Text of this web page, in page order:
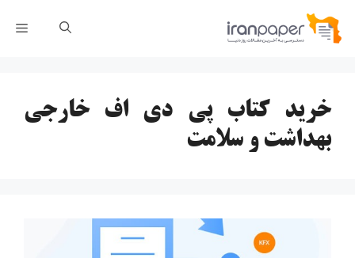
پرش
خرید کتاب پی دی اف خارجی
بهداشت و سلامت